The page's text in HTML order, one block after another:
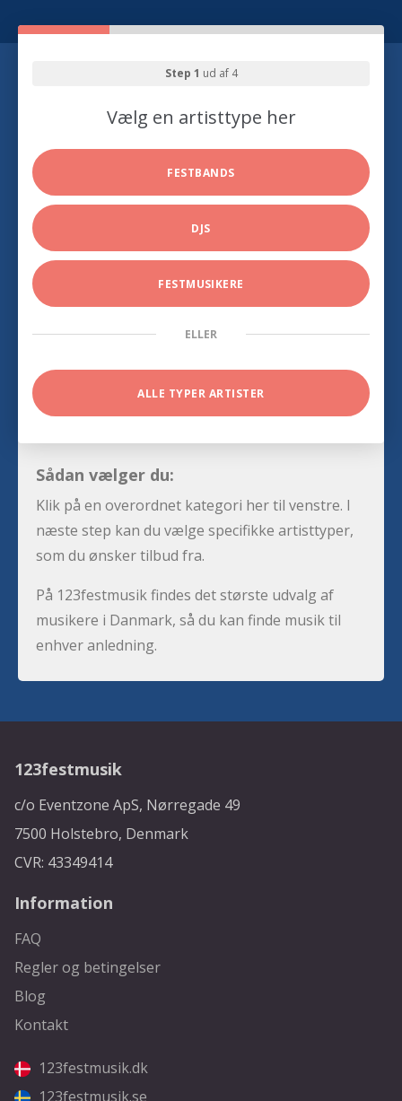
Step 1 ud af 4
Vælg en artisttype her
FESTBANDS
DJS
FESTMUSIKERE
ELLER
ALLE TYPER ARTISTER
Sådan vælger du:
Klik på en overordnet kategori her til venstre. I
næste step kan du vælge specifikke artisttyper,
som du ønsker tilbud fra.
På 123festmusik findes det største udvalg af
musikere i Danmark, så du kan finde musik til
enhver anledning.
123festmusik
c/o Eventzone ApS, Nørregade 49
7500 Holstebro, Denmark
CVR: 43349414
Information
FAQ
Regler og betingelser
Blog
Kontakt
123festmusik.dk
123festmusik.se